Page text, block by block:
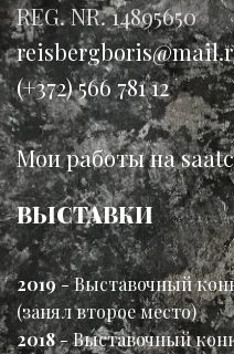
REG. NR. 14895650
(+372) 566 781 12
Мои работы на
ВЫСТАВКИ
2019- Выставочный
(занял второе место)
2018- Выставочный